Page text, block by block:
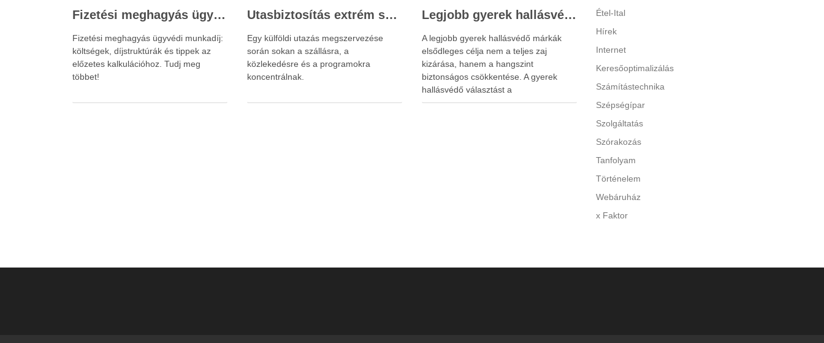
Fizetési meghagyás ügyvédi munkadíja: teljes költségvetési útmutató
Fizetési meghagyás ügyvédi munkadíj:
költségek, díjstruktúrák és tippek az
előzetes kalkulációhoz. Tudj meg
többet!
Utasbiztosítás extrém sportokra és krónikus betegségek esetén: mire figyelj utazás előtt?
Egy külföldi utazás megszervezése
során sokan a szállásra, a
közlekedésre és a programokra
koncentrálnak.
Legjobb gyerek hallásvédő márkák: mire figyeljenek a szülők választáskor?
A legjobb gyerek hallásvédő márkák
elsődleges célja nem a teljes zaj
kizárása, hanem a hangszint
biztonságos csökkentése. A gyerek
hallásvédő választást a
www.earplugs.hu weboldal is
Étel-Ital
Hírek
Internet
Keresőoptimalizálás
Számítástechnika
Szépségípar
Szolgáltatás
Szórakozás
Tanfolyam
Történelem
Webáruház
x Faktor